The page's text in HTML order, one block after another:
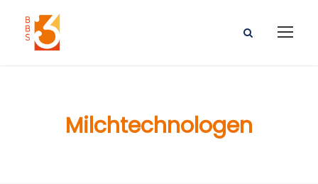
Milchtechnologen